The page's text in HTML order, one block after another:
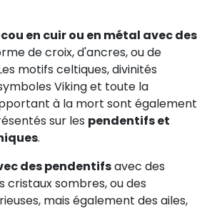
en cuir ou en métal avec des
de croix, d'ancres, ou de
motifs celtiques, divinités
Viking et toute la
à la mort sont également
sur les pendentifs et
.
des pendentifsavec des
cristaux sombres, ou des
mais également des ailes,